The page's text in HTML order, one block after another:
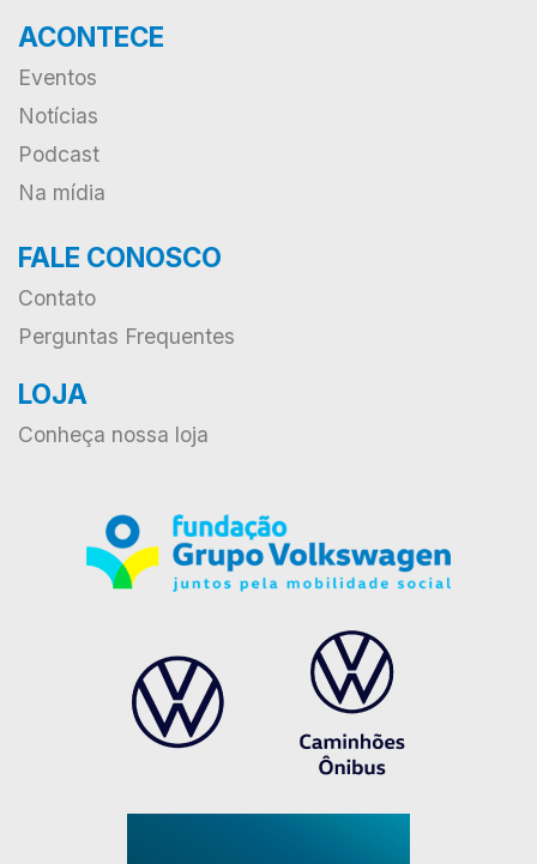
ACONTECE
Eventos
Notícias
Podcast
Na mídia
FALE CONOSCO
Contato
Perguntas Frequentes
LOJA
Conheça nossa loja